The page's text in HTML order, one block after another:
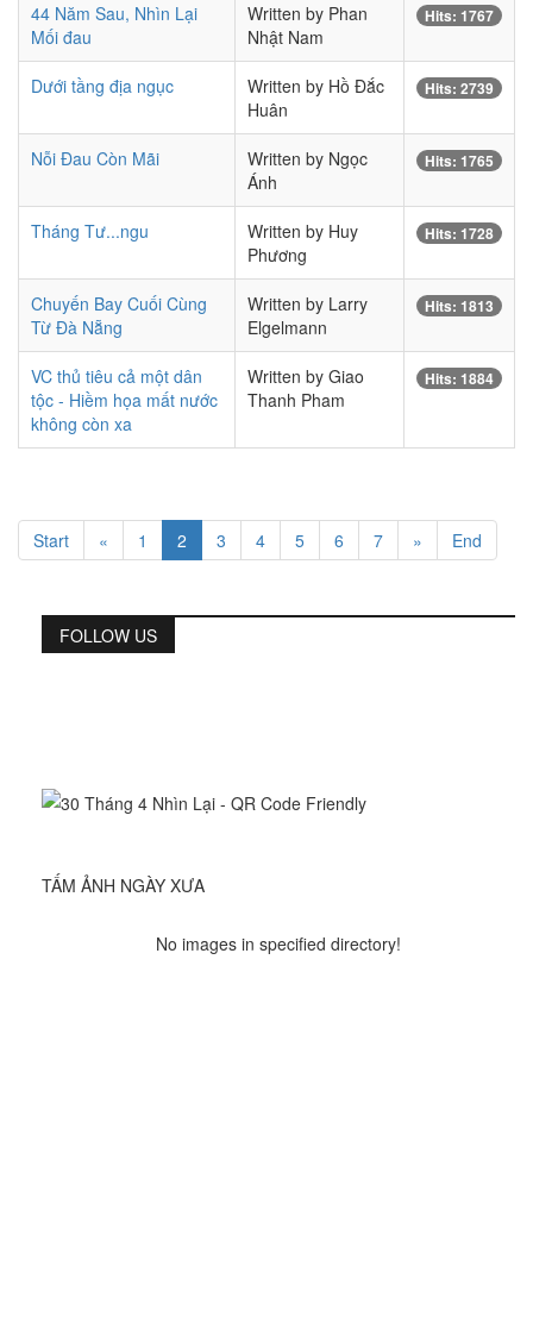
44 Năm Sau, Nhìn Lại
Mối đau
Written by Phan
Nhật Nam
Hits: 1767
Dưới tầng địa ngục
Written by Hồ Đắc
Huân
Hits: 2739
Nỗi Đau Còn Mãi
Written by Ngọc
Ánh
Hits: 1765
Tháng Tư...ngu
Written by Huy
Phương
Hits: 1728
Chuyến Bay Cuối Cùng
Từ Đà Nẵng
Written by Larry
Elgelmann
Hits: 1813
VC thủ tiêu cả một dân
tộc - Hiềm họa mất nước
không còn xa
Written by Giao
Thanh Pham
Hits: 1884
Start « 1 2 3 4 5 6 7 » End
FOLLOW US
TẤM ẢNH NGÀY XƯA
No images in specified directory!